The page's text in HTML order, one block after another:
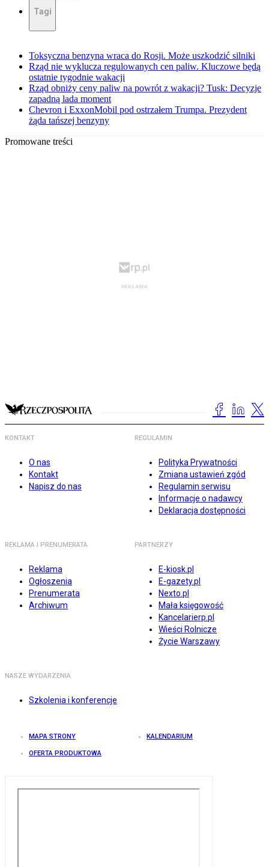
Tagi
Toksyczna benzyna wraca do Rosji. Może uszkodzić silniki
Rząd nie wyklucza regulowanych cen paliw. Kluczowe będą
ostatnie tygodnie wakacji
Rząd obniży ceny paliw na powrót z wakacji? Tusk: Decyzje
zapadną lada moment
Chevron i ExxonMobil pod ostrzałem Trumpa. Prezydent
żąda tańszej benzyny
Promowane treści
KONTAKT
O nas
Kontakt
Napisz do nas
REGULAMIN
Polityka Prywatności
Zmiana ustawień zgód
Regulamin serwisu
Informacje o nadawcy
Deklaracja dostępności
REKLAMA I PRENUMERATA
Reklama
Ogłoszenia
Prenumerata
Archiwum
PARTNERZY
E-kiosk.pl
E-gazety.pl
Nexto.pl
Mała księgowość
Kancelarierp.pl
Wieści Rolnicze
Życie Warszawy
NASZE WYDARZENIA
Szkolenia i konferencje
MAPA STRONY KALENDARIUM
OFERTA PRODUKTOWA